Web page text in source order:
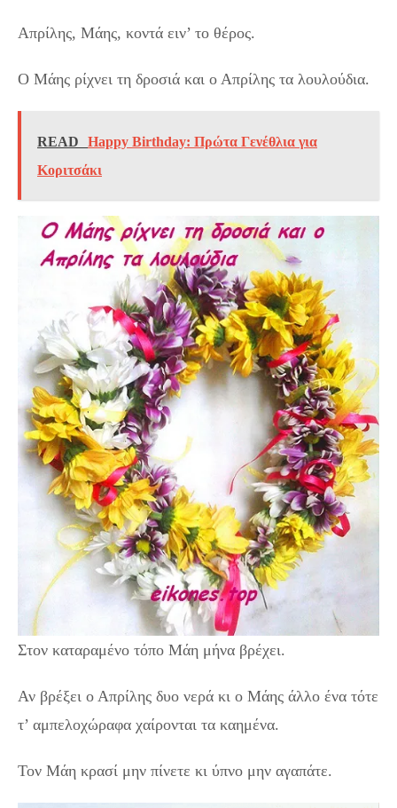
Απρίλης, Μάης, κοντά ειν’ το θέρος.
Ο Μάης ρίχνει τη δροσιά και ο Απρίλης τα λουλούδια.
READ
Happy Birthday: Πρώτα Γενέθλια για
Κοριτσάκι
Στον καταραμένο τόπο Μάη μήνα βρέχει.
Αν βρέξει ο Απρίλης δυο νερά κι ο Μάης άλλο ένα τότε
τ’ αμπελοχώραφα χαίρονται τα καημένα.
Τον Μάη κρασί μην πίνετε κι ύπνο μην αγαπάτε.